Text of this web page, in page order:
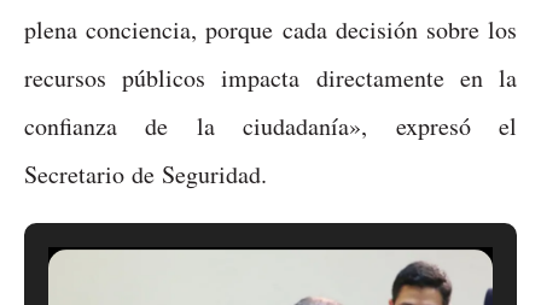
plena conciencia, porque cada decisión sobre los
recursos públicos impacta directamente en la
confianza de la ciudadanía», expresó el
Secretario de Seguridad.